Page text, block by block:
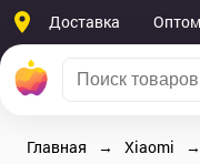
Доставка Оптом
Главная Xiaomi